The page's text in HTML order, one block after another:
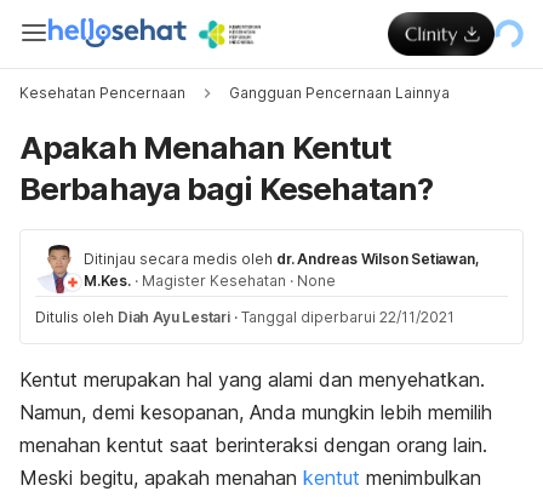
Kesehatan Pencernaan Gangguan Pencernaan Lainnya
Apakah Menahan Kentut
Berbahaya bagi Kesehatan?
Ditinjau secara medis oleh dr. Andreas Wilson Setiawan,
M.Kes. · Magister Kesehatan · None
Ditulis oleh Diah Ayu Lestari · Tanggal diperbarui 22/11/2021
Kentut merupakan hal yang alami dan menyehatkan.
Namun, demi kesopanan, Anda mungkin lebih memilih
menahan kentut saat berinteraksi dengan orang lain.
Meski begitu, apakah menahan kentut menimbulkan